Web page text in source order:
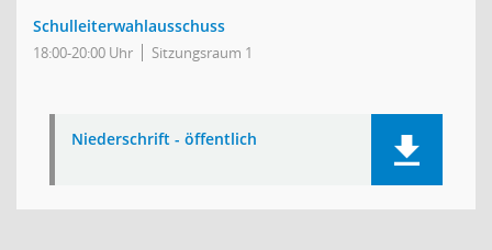
Schulleiterwahlausschuss
18:00-20:00 Uhr Sitzungsraum 1
Niederschrift - öffentlich